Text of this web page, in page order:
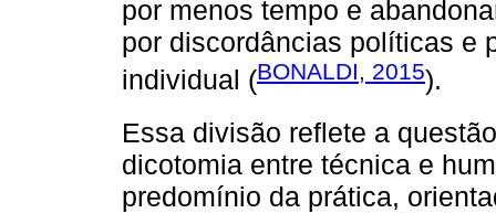
por menos tempo e
por discordâncias políticas e
individual (BONALDI, 2015).
Essa divisão reflete a
dicotomia entre técnica e
predomínio da prática,